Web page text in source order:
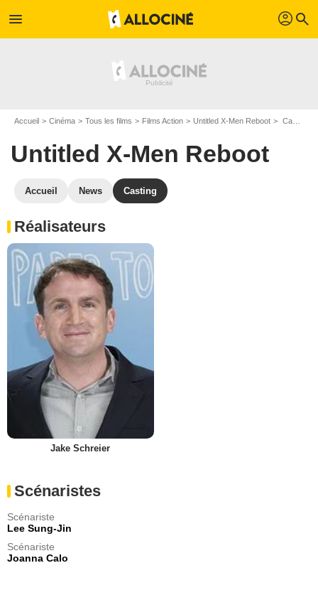
menu profil search
Accueil Cinéma Tous les films Films Action Untitled X-Men Reboot Casting Untitled X-Men Reboot
Untitled X-Men Reboot
Accueil News Casting
Réalisateurs
Jake Schreier
Scénaristes
Scénariste
Lee Sung-Jin
Scénariste
Joanna Calo